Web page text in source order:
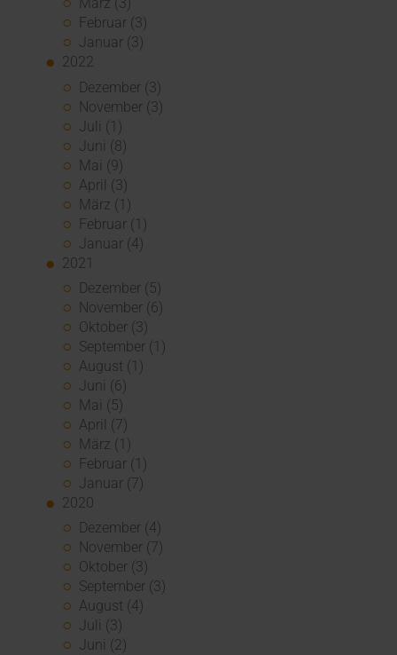
Februar (3)
Januar (3)
2022
Dezember (3)
November (3)
Juli (1)
Juni (8)
Mai (9)
April (3)
März (1)
Februar (1)
Januar (4)
2021
Dezember (5)
November (6)
Oktober (3)
September (1)
August (1)
Juni (6)
Mai (5)
April (7)
März (1)
Februar (1)
Januar (7)
2020
Dezember (4)
November (7)
Oktober (3)
September (3)
August (4)
Juli (3)
Juni (2)